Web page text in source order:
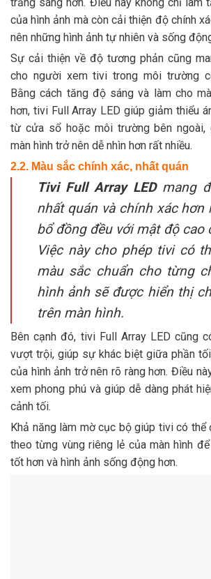
của hình ảnh mà còn cải thiện độ chính
nên những hình ảnh tự nhiên và sống
Sự cải thiện về độ tương phản cũng
cho người xem tivi trong môi trường
Bằng cách tăng độ sáng và làm cho
hơn, tivi Full Array LED giúp giảm thiểu
từ cửa sổ hoặc môi trường bên ngoài,
màn hình trở nên dễ nhìn hơn rất nhiều.
2.2. Màu sắc chính xác, nhất quán
Tivi Full Array LEDmang
nhất quán và chính xác hơn
bổ đồng đều với mật độ cao
Việc này cho phép tivi có
màu sắc chuẩn cho từng
hình ảnh sẽ được hiển thị
trên màn hình.
Bên cạnh đó, tivi Full Array LED cũng
vượt trội, giúp sự khác biệt giữa phần
của hình ảnh trở nên rõ ràng hơn. Điều
xem phong phú và giúp dễ dàng phát
cảnh tối.
Khả năng làm mờ cục bộ giúp tivi có thể
theo từng vùng riêng lẻ của màn hình
tốt hơn và hình ảnh sống động hơn.